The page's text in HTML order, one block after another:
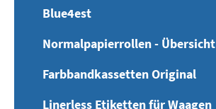
Blue4est
Normalpapierrollen - Übersicht
Farbbandkassetten Original
Linerless Etiketten für Waagen